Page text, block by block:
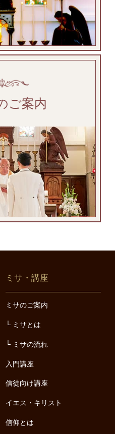
ご案内
ミサ・講座
ミサのご案内
ミサとは
ミサの流れ
入門講座
信徒向け講座
イエス・キリスト
信仰とは